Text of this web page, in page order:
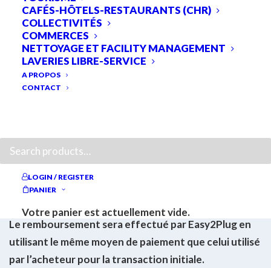
CAFÉS-HÔTELS-RESTAURANTS (CHR)
COLLECTIVITÉS
COMMERCES
NETTOYAGE ET FACILITY MANAGEMENT
LAVERIES LIBRE-SERVICE
A PROPOS
CONTACT
LOGIN / REGISTER
PANIER
Votre panier est actuellement vide.
l’expiration du délai de quatorze (14) jours, une
déclaration, dénuée d’ambigüité dans laquelle il
exprime sa volonté de se rétracter.
L’acheteur renvoie les biens par voie postale ou
Easy2Plug.
Easy2Plug réalisera le remboursement lorsque le ou
les biens seront réceptionnés et contrôlés.
Le remboursement sera effectué par Easy2Plug en
utilisant le même moyen de paiement que celui utilisé
par l’acheteur pour la transaction initiale.